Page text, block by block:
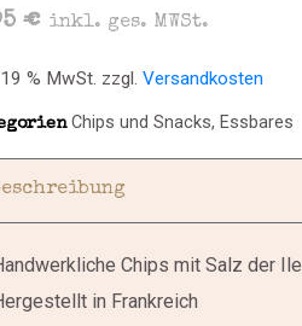
€ inkl. ges. MWSt.
% MwSt. zzgl. Versandkosten
Chips und Snacks, Essbares
Chips mit Salz der
in Frankreich